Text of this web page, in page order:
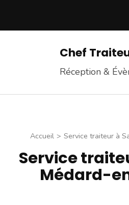
Chef
Réception &
Accueil > Service traiteur à
Service
Médard-